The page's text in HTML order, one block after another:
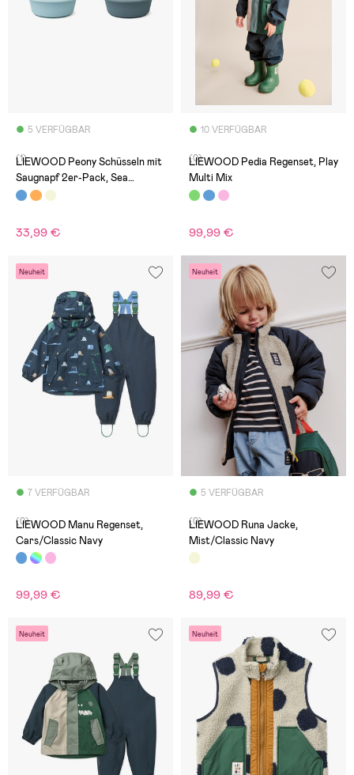
5 VERFÜGBAR
(1)
LIEWOOD Peony Schüsseln mit
Saugnapf 2er-Pack, Sea
Blue/Whale Blue
33,99 €
10 VERFÜGBAR
(0)
LIEWOOD Pedia Regenset, Play
Multi Mix
99,99 €
Neuheit
7 VERFÜGBAR
(0)
LIEWOOD Manu Regenset,
Cars/Classic Navy
99,99 €
Neuheit
5 VERFÜGBAR
(0)
LIEWOOD Runa Jacke,
Mist/Classic Navy
89,99 €
Neuheit Neuheit